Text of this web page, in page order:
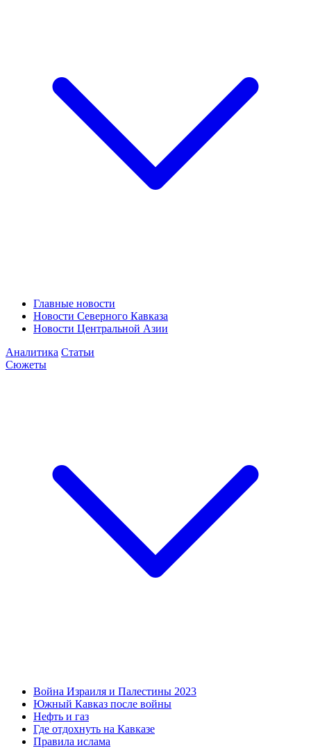
Главные новости
Новости Северного Кавказа
Новости Центральной Азии
Аналитика Статьи
Сюжеты
Война Израиля и Палестины 2023
Южный Кавказ после войны
Нефть и газ
Где отдохнуть на Кавказе
Правила ислама